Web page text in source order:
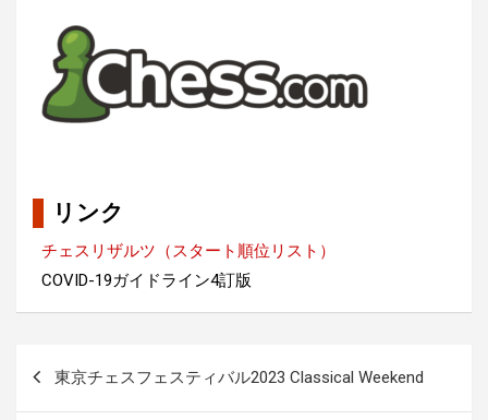
リンク
チェスリザルツ（スタート順位リスト）
COVID-19ガイドライン4訂版
東京チェスフェスティバル2023 Classical Weekend